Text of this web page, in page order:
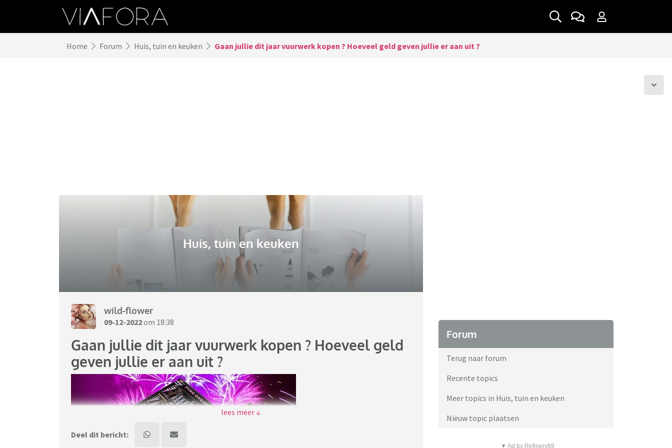
Home Forum Huis, tuin en keuken Gaan jullie dit jaar vuurwerk kopen ? Hoeveel geld geven jullie er aan uit ?
Huis, tuin en keuken
wild-flower
09-12-2022om 18:38
Gaan jullie dit jaar vuurwerk kopen ? Hoeveel geld
geven jullie er aan uit ?
Deel dit bericht:
Forum
Terug naar forum
Recente topics
Meer topics in Huis, tuin en keuken
Nieuw topic plaatsen
▼ Ad by Refinery89